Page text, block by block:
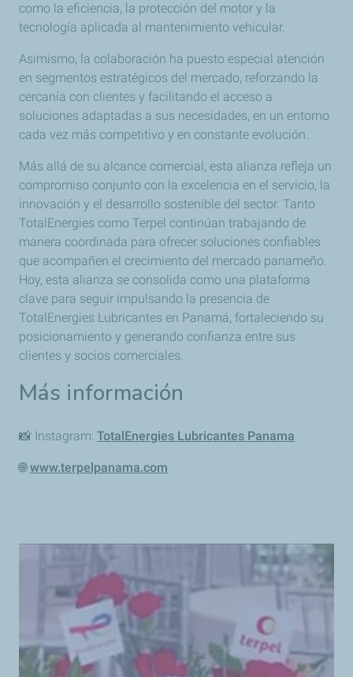
como la eficiencia, la protección del motor y la
tecnología aplicada al mantenimiento vehicular.
Asimismo, la colaboración ha puesto especial atención
en segmentos estratégicos del mercado, reforzando la
cercanía con clientes y facilitando el acceso a
soluciones adaptadas a sus necesidades, en un entorno
cada vez más competitivo y en constante evolución.
Más allá de su alcance comercial, esta alianza refleja un
compromiso conjunto con la excelencia en el servicio, la
innovación y el desarrollo sostenible del sector. Tanto
TotalEnergies como Terpel continúan trabajando de
manera coordinada para ofrecer soluciones confiables
que acompañen el crecimiento del mercado panameño.
Hoy, esta alianza se consolida como una plataforma
clave para seguir impulsando la presencia de
TotalEnergies Lubricantes en Panamá, fortaleciendo su
posicionamiento y generando confianza entre sus
clientes y socios comerciales.
Más información
📸 Instagram: TotalEnergies Lubricantes Panama
🌐www.terpelpanama.com